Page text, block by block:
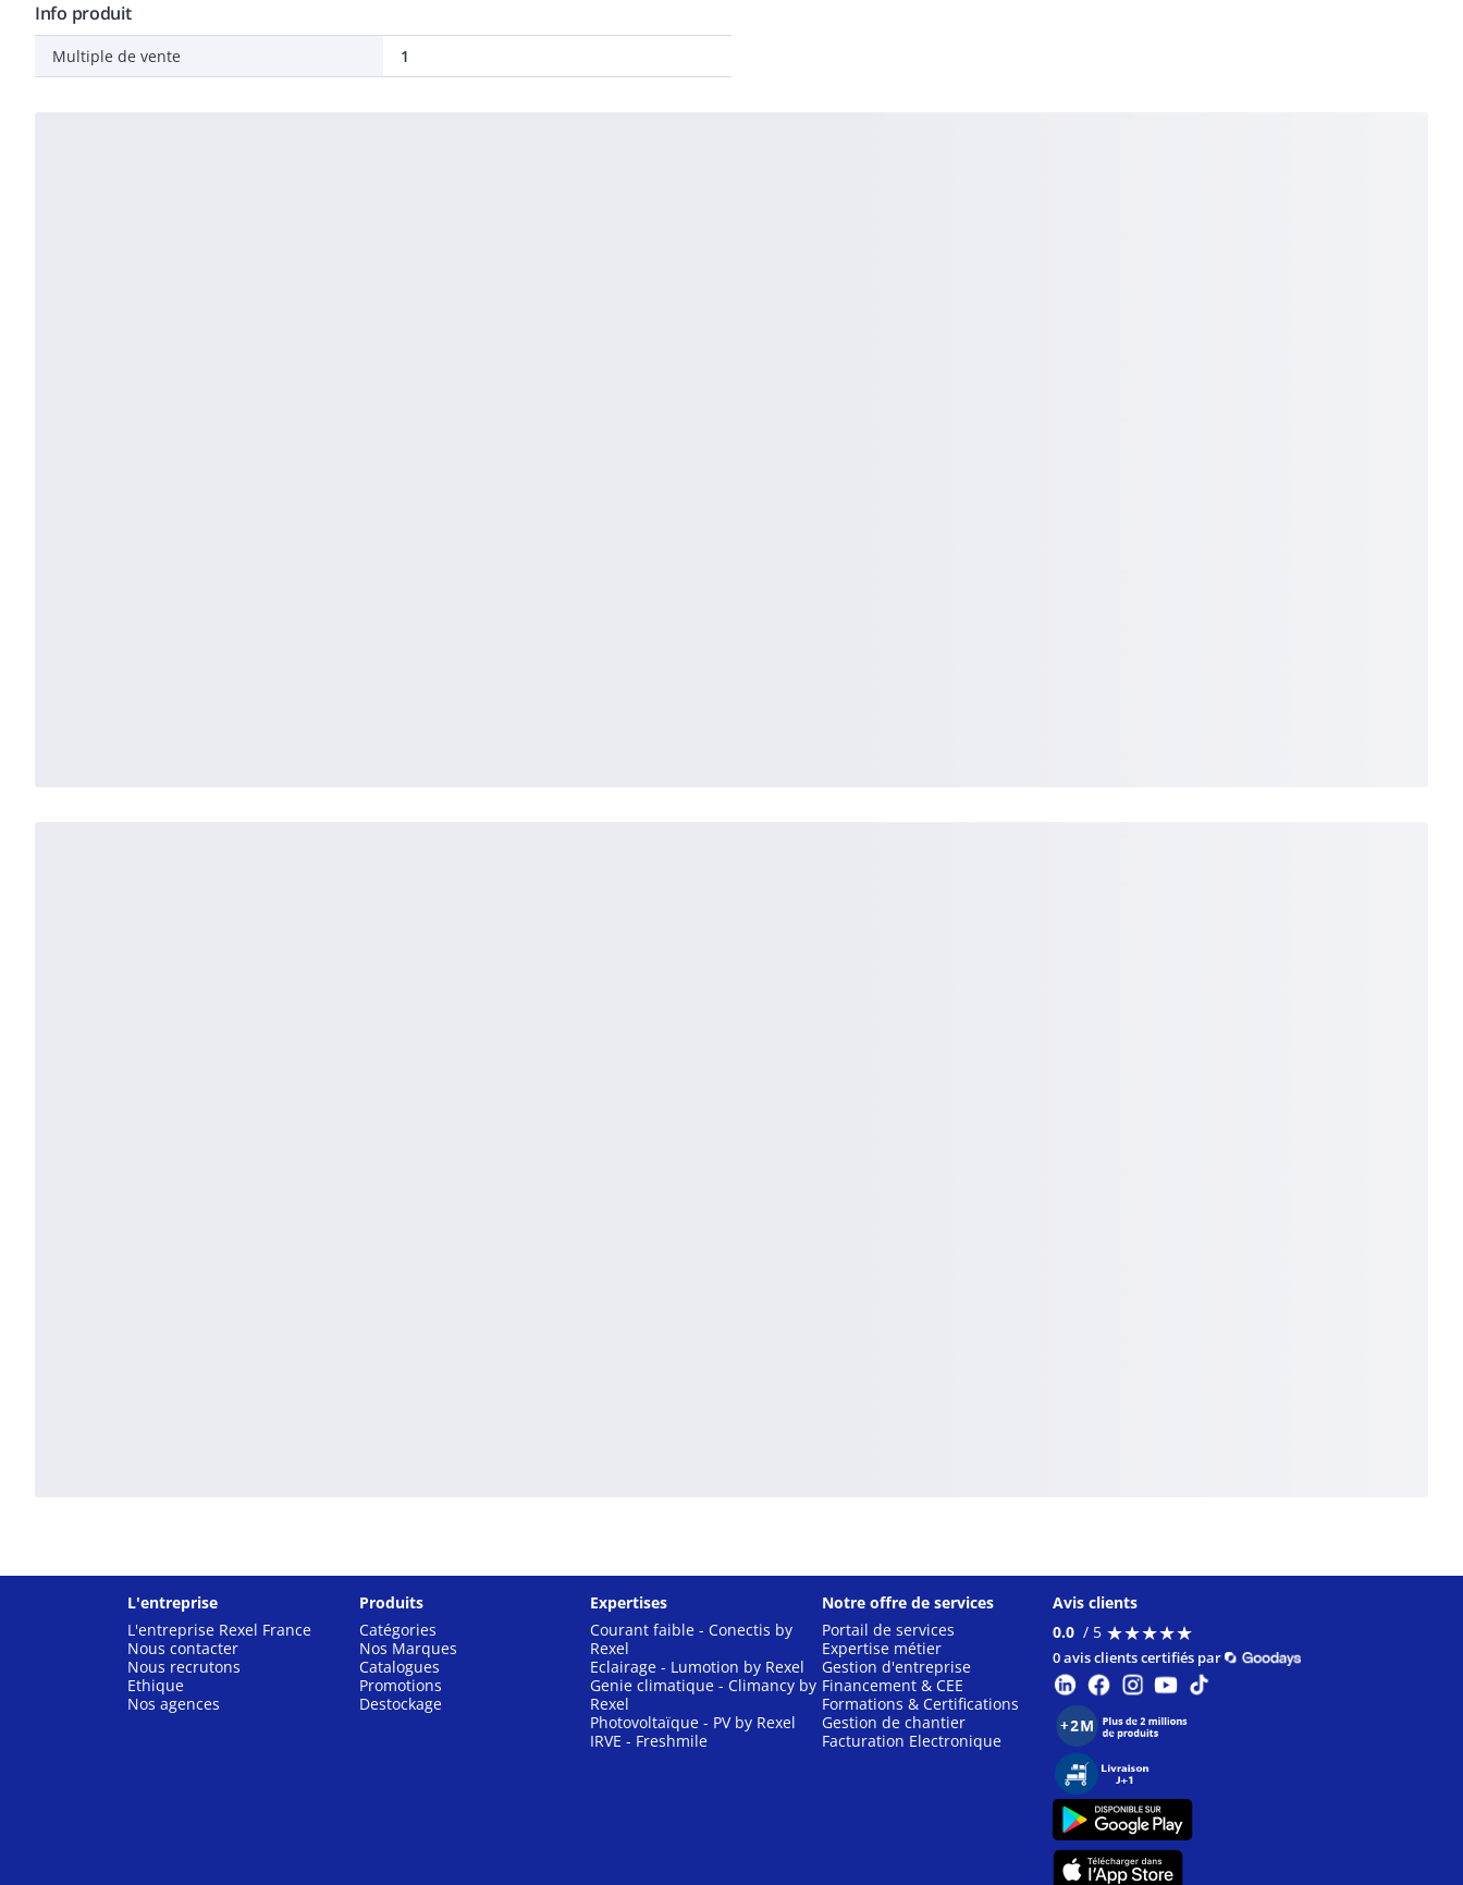
Info produit
Multiple de vente 1
L'entreprise
L'entreprise Rexel France
Nous contacter
Nous recrutons
Ethique
Nos agences
Produits
Catégories
Nos Marques
Catalogues
Promotions
Destockage
Expertises
Courant faible - Conectis by
Rexel
Eclairage - Lumotion by Rexel
Genie climatique - Climancy by
Rexel
Photovoltaïque - PV by Rexel
IRVE - Freshmile
Notre offre de services
Portail de services
Expertise métier
Gestion d'entreprise
Financement & CEE
Formations & Certifications
Gestion de chantier
Facturation Electronique
Avis clients
0.0 / 5 ★★★★★
★★★★★
0 avis clients certifiés par